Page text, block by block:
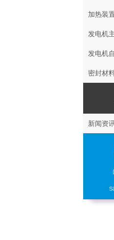
加热装
发电机
发电机
密封材
新闻资